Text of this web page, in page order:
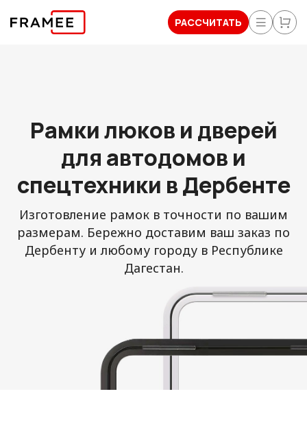
РАССЧИТАТЬ
Рамки люков и дверей
для автодомов и
спецтехники в Дербенте
Изготовление рамок в точности по вашим
размерам. Бережно доставим ваш заказ по
Дербенту и любому городу в Республике
Дагестан.